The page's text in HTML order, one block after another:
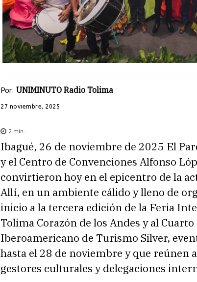
Por: UNIMINUTO Radio Tolima
27 noviembre, 2025
2 min.
Ibagué, 26 de noviembre de 2025 El
y el Centro de Convenciones Alfonso
convirtieron hoy en el epicentro de la
Allí, en un ambiente cálido y lleno de
inicio a la tercera edición de la Feria
Tolima Corazón de los Andes y al Cuarto
Iberoamericano de Turismo Silver,
hasta el 28 de noviembre y que reúnen
gestores culturales y delegaciones